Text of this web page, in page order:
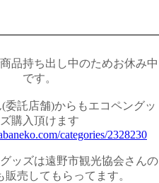
品持ち出し中のためお休み中
です。
委託店舗)からもエコペングッ
ズ購入頂けます
categories/2328230
ッズは遠野市観光協会さんの
販売してもらってます。